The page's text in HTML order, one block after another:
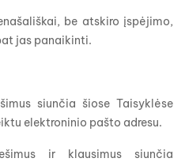
be atskiro įspėjimo,
jas panaikinti.
siunčia šiose Taisyklėse
elektroninio pašto adresu.
ir klausimus siunčia